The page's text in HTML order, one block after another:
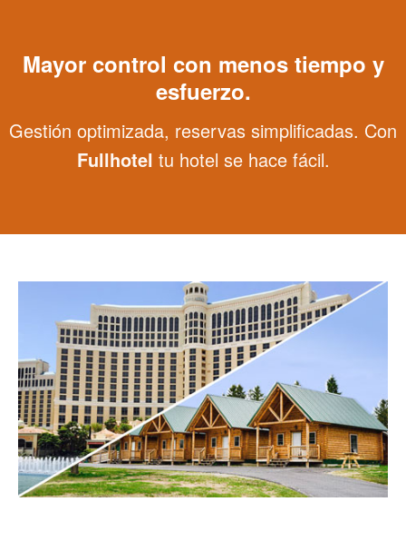
Mayor control con menos tiempo y
esfuerzo.
Gestión optimizada, reservas simplificadas. Con
Fullhotel tu hotel se hace fácil.